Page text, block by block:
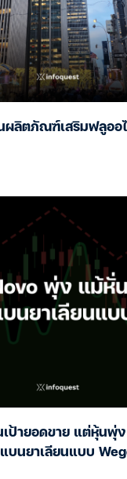
ผลิตภัณฑ์เสริมฟลูออ
ป้ายอดขาย แต่หุ้นพุ่ง
บนยาเลียนแบบ